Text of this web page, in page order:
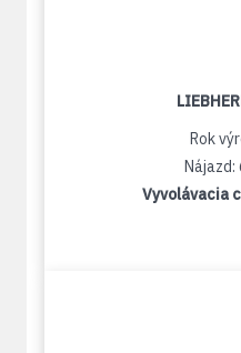
Rok
Nájazd:
Vyvolávacia